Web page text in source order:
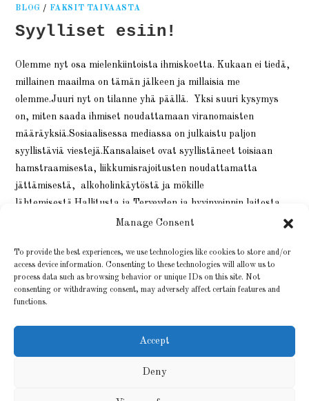
Manage Consent
To provide the best experiences, we use technologies like cookies to store and/or
access device information. Consenting to these technologies will allow us to
process data such as browsing behavior or unique IDs on this site. Not
consenting or withdrawing consent, may adversely affect certain features and
functions.
Accept
Deny
BLOG / FAKSIT TAIVAASTA
Syylliset esiin!
Olemme nyt osa mielenkiintoista ihmiskoetta. Kukaan ei tiedä,
millainen maailma on tämän jälkeen ja millaisia me
olemme.Juuri nyt on tilanne yhä päällä. Yksi suuri kysymys
on, miten saada ihmiset noudattamaan viranomaisten
määräyksiä.Sosiaalisessa mediassa on julkaistu paljon
syyllistäviä viestejä.Kansalaiset ovat syyllistäneet toisiaan
hamstraamisesta, liikkumisrajoitusten noudattamatta
jättämisestä, alkoholinkäytöstä ja mökille
lähtemisestä.Hallitusta ja Terveyden ja hyvinvoinnin laitosta…